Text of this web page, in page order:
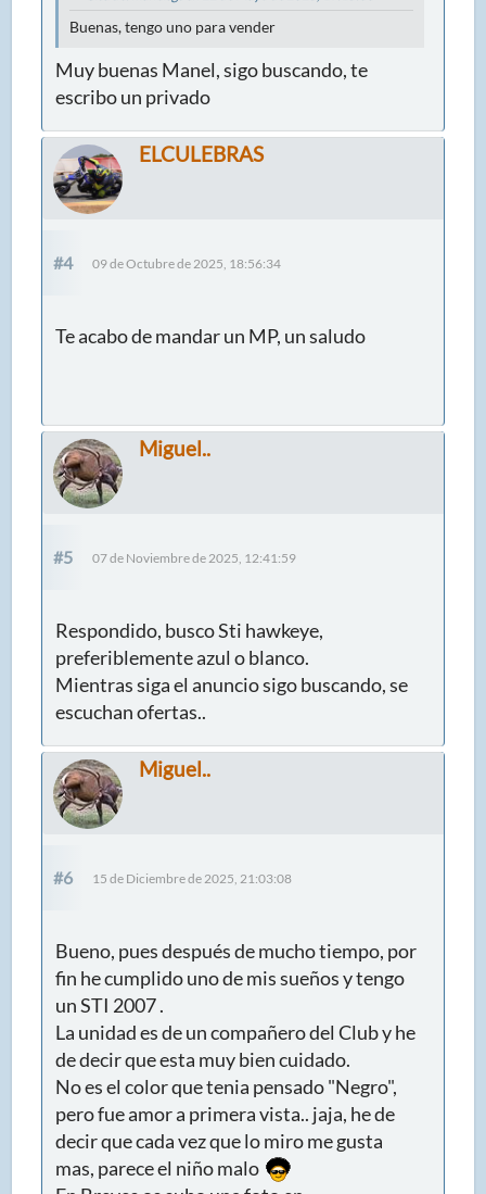
Buenas, tengo uno para vender
Muy buenas Manel, sigo buscando, te
escribo un privado
ELCULEBRAS
#4 09 de Octubre de 2025, 18:56:34
Te acabo de mandar un MP, un saludo
Miguel..
#5 07 de Noviembre de 2025, 12:41:59
Respondido, busco Sti hawkeye,
preferiblemente azul o blanco.
Mientras siga el anuncio sigo buscando, se
escuchan ofertas..
Miguel..
#6 15 de Diciembre de 2025, 21:03:08
Bueno, pues después de mucho tiempo, por
fin he cumplido uno de mis sueños y tengo
un STI 2007 .
La unidad es de un compañero del Club y he
de decir que esta muy bien cuidado.
No es el color que tenia pensado "Negro",
pero fue amor a primera vista.. jaja, he de
decir que cada vez que lo miro me gusta
mas, parece el niño malo